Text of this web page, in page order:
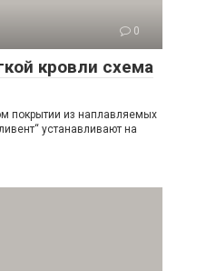
0
кровли схема
покрытии из наплавляемых
устанавливают на